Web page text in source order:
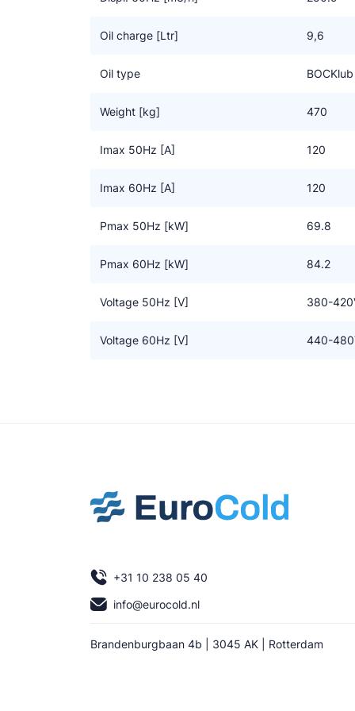
Oil charge [Ltr] 9,6
Oil type
Weight [kg] 470
Imax 50Hz [A] 120
Imax 60Hz [A] 120
Pmax 50Hz [kW] 69.8
Pmax 60Hz [kW] 84.2
Voltage 50Hz [V] 380-
Voltage 60Hz [V] 440-
+31 10 238 05 40
info@eurocold.nl
Brandenburgbaan 4b | 3045 AK | Rotterdam